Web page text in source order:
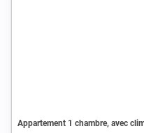
Appartement 1 chambre, avec